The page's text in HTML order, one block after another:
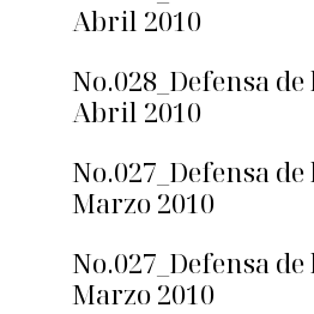
Abril 2010
No.028_Defensa de
Abril 2010
No.027_Defensa de
Marzo 2010
No.027_Defensa de
Marzo 2010